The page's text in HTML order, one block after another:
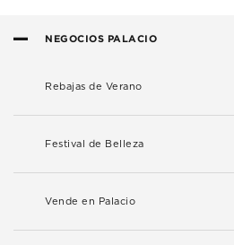
NEGOCIOS PALACIO
Rebajas de Verano
Festival de Belleza
Vende en Palacio